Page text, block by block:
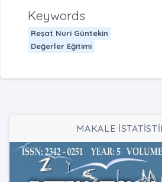
Keywords
Reşat Nuri Güntekin
Değerler Eğitimi
MAKALE